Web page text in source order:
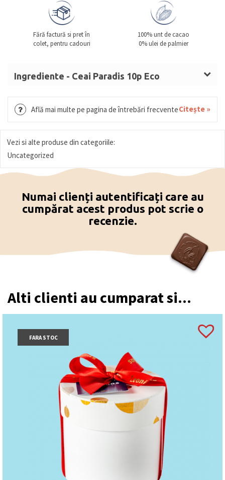
Fără factură si pret în
colet, pentru cadouri
100% unt de cacao
0% ulei de palmier
Ingrediente - Ceai Paradis 10p Eco
Jasmin: ceai verde cu iasomie și bucăți de coajă de
Lavender: ceai din plante, fără cofeină, cu lavandă și
citrice; Mango Citron: ceai din plante, fără cofeină,
cu mango și citrice.
Află mai multe pe pagina de întrebări frecventeCitește »
Vezi si alte produse din categoriile:
Uncategorized
Numai clienți autentificați care au
cumpărat acest produs pot scrie o
recenzie.
Alti clienti au cumparat si...
FARA STOC